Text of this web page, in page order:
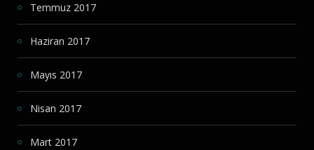
Temmuz 2017
Haziran 2017
Mayıs 2017
Nisan 2017
Mart 2017